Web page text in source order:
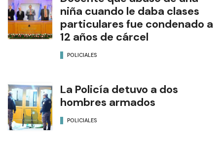
niña cuando le daba clases
particulares fue condenado a
12 años de cárcel
POLICIALES
La Policía detuvo a dos
hombres armados
POLICIALES